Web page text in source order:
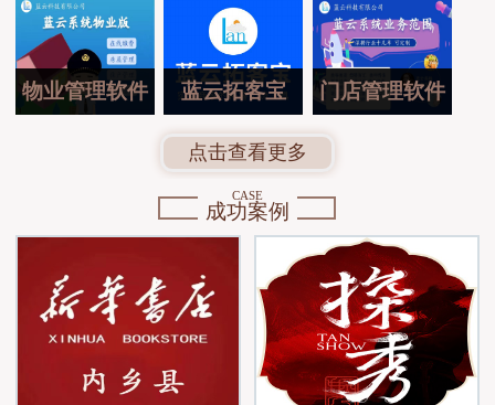
物业管理软件 蓝云拓客宝 门店管理软件
点击查看更多
CASE
成功案例